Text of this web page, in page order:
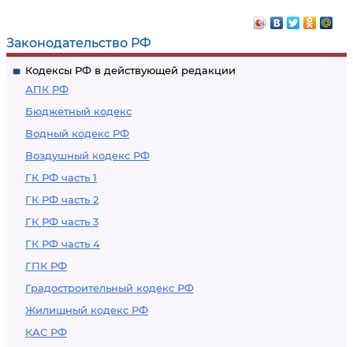
Законодательство РФ
Кодексы РФ в действующей редакции
АПК РФ
Бюджетный кодекс
Водный кодекс РФ
Воздушный кодекс РФ
ГК РФ часть 1
ГК РФ часть 2
ГК РФ часть 3
ГК РФ часть 4
ГПК РФ
Градостроительный кодекс РФ
Жилищный кодекс РФ
КАС РФ